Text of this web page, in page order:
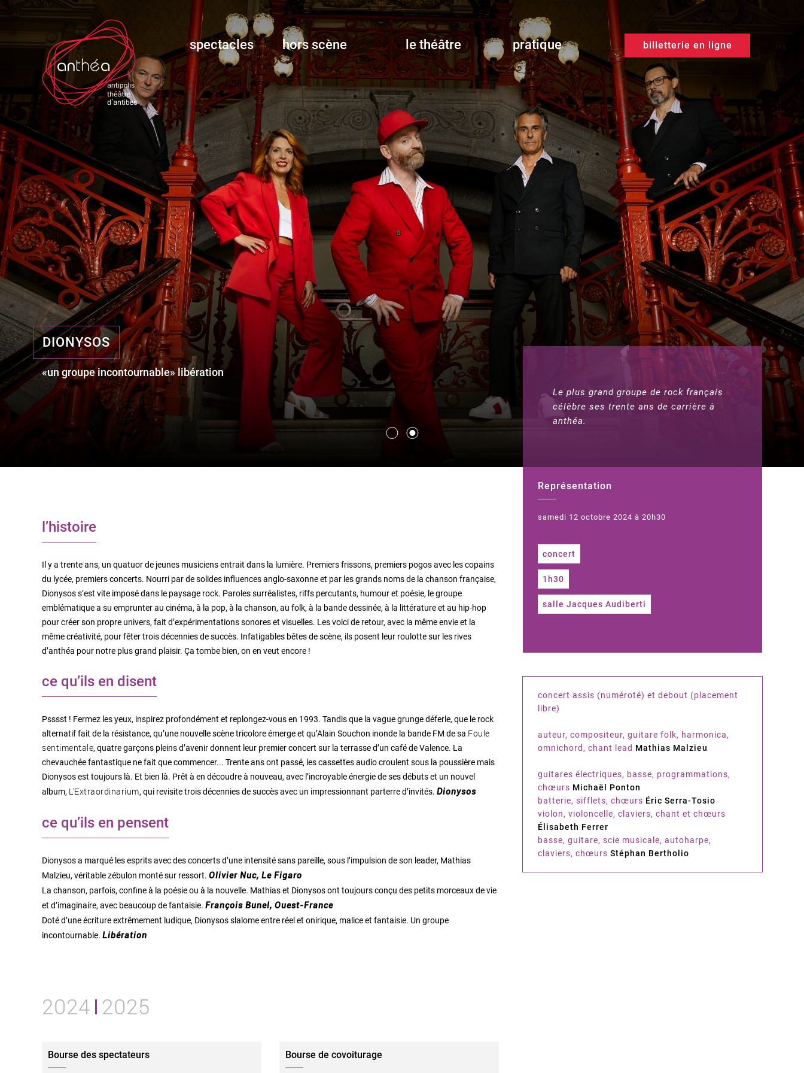
spectacles hors scène le théâtre pratique billetterie en ligne
DIONYSOS
«un groupe incontournable» libération
Le plus grand groupe de rock français
célèbre ses trente ans de carrière à
anthéa.
Représentation
samedi 12 octobre 2024 à 20h30
concert
1h30
salle Jacques Audiberti
concert assis (numéroté) et debout (placement
libre)
auteur, compositeur, guitare folk, harmonica,
omnichord, chant lead Mathias Malzieu
guitares électriques, basse, programmations,
chœurs Michaël Ponton
batterie, sifflets, chœurs Éric Serra-Tosio
violon, violoncelle, claviers, chant et chœurs
Élisabeth Ferrer
basse, guitare, scie musicale, autoharpe,
claviers, chœurs Stéphan Bertholio
l’histoire
Il y a trente ans, un quatuor de jeunes musiciens entrait dans la lumière. Premiers frissons, premiers pogos avec les copains
du lycée, premiers concerts. Nourri par de solides influences anglo-saxonne et par les grands noms de la chanson française,
Dionysos s’est vite imposé dans le paysage rock. Paroles surréalistes, riffs percutants, humour et poésie, le groupe
emblématique a su emprunter au cinéma, à la pop, à la chanson, au folk, à la bande dessinée, à la littérature et au hip-hop
pour créer son propre univers, fait d’expérimentations sonores et visuelles. Les voici de retour, avec la même envie et la
même créativité, pour fêter trois décennies de succès. Infatigables bêtes de scène, ils posent leur roulotte sur les rives
d’anthéa pour notre plus grand plaisir. Ça tombe bien, on en veut encore !
ce qu’ils en disent
Psssst ! Fermez les yeux, inspirez profondément et replongez-vous en 1993. Tandis que la vague grunge déferle, que le rock
alternatif fait de la résistance, qu’une nouvelle scène tricolore émerge et qu’Alain Souchon inonde la bande FM de sa Foule
sentimentale, quatre garçons pleins d’avenir donnent leur premier concert sur la terrasse d’un café de Valence. La
chevauchée fantastique ne fait que commencer... Trente ans ont passé, les cassettes audio croulent sous la poussière mais
Dionysos est toujours là. Et bien là. Prêt à en découdre à nouveau, avec l’incroyable énergie de ses débuts et un nouvel
album, L’Extraordinarium, qui revisite trois décennies de succès avec un impressionnant parterre d’invités. Dionysos
ce qu’ils en pensent
Dionysos a marqué les esprits avec des concerts d’une intensité sans pareille, sous l’impulsion de son leader, Mathias
Malzieu, véritable zébulon monté sur ressort. Olivier Nuc, Le Figaro
La chanson, parfois, confine à la poésie ou à la nouvelle. Mathias et Dionysos ont toujours conçu des petits morceaux de vie
et d’imaginaire, avec beaucoup de fantaisie. François Bunel, Ouest-France
Doté d’une écriture extrêmement ludique, Dionysos slalome entre réel et onirique, malice et fantaisie. Un groupe
incontournable. Libération
2024 2025
Bourse des spectateurs Bourse de covoiturage